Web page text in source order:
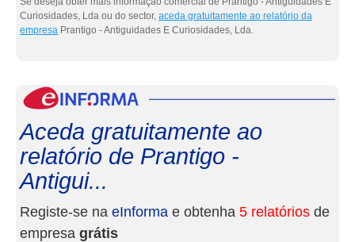
Curiosidades, Lda ou do sector, aceda gratuitamente ao relatório da
empresa Prantigo - Antiguidades E Curiosidades, Lda.
Aceda gratuitamente ao
relatório de Prantigo -
Antigui...
Registe-se na eInforma e obtenha 5 relatórios de
empresa grátis